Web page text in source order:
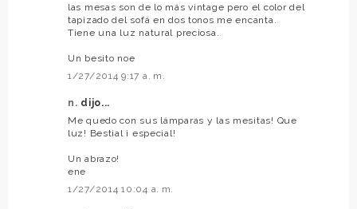
las mesas son de lo más vintage pero el color del
tapizado del sofá en dos tonos me encanta.
Tiene una luz natural preciosa.
Un besito noe
1/27/2014 9:17 a. m.
n. dijo...
Me quedo con sus lámparas y las mesitas! Que
luz! Bestial i especial!
Un abrazo!
ene
1/27/2014 10:04 a. m.